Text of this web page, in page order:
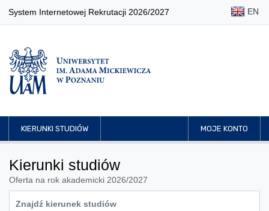
System Internetowej Rekrutacji 2026/2027 EN
KIERUNKI STUDIÓW MOJE KONTO
Kierunki studiów
Oferta na rok akademicki 2026/2027